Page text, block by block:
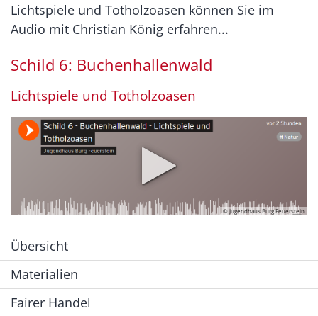
Lichtspiele und Totholzoasen können Sie im
Audio mit Christian König erfahren...
Schild 6: Buchenhallenwald
Lichtspiele und Totholzoasen
© Jugendhaus Burg Feuerstein
Übersicht
Materialien
Fairer Handel